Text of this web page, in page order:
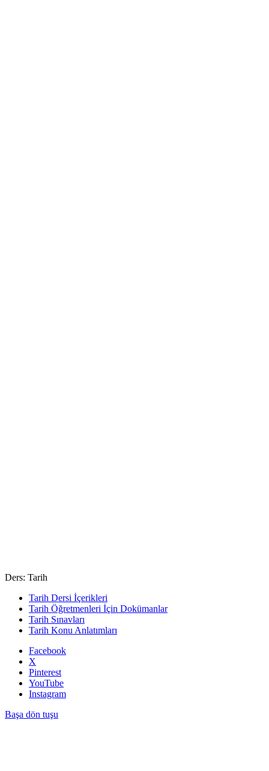
Ders: Tarih
Tarih Dersi İçerikleri
Tarih Öğretmenleri İçin Dokümanlar
Tarih Sınavları
Tarih Konu Anlatımları
Facebook
X
Pinterest
YouTube
Instagram
Başa dön tuşu